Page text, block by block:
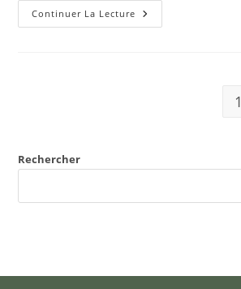
Continuer La Lecture Une
Touche
1
Rechercher